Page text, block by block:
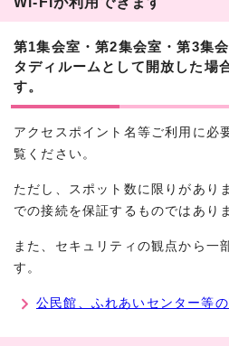
第1集会室・第2集会室・第3集
タディルームとして開放した場
す。
アクセスポイント名等ご利用に必
覧ください。
ただし、スポット数に限りがあり
での接続を保証するものではあり
また、セキュリティの観点から一
す。
公民館、ふれあいセンター等